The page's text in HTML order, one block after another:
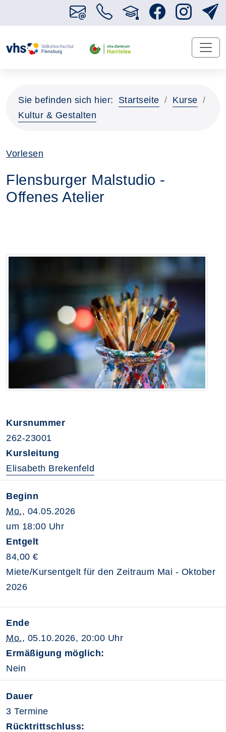
Sie befinden sich hier: Startseite
Kurse
Kultur & Gestalten
Vorlesen
Flensburger Malstudio -
Offenes Atelier
Kursnummer
262-23001
Kursleitung
Elisabeth Brekenfeld
Beginn
Mo., 04.05.2026
um 18:00 Uhr
Entgelt
84,00 €
Miete/Kursentgelt für den Zeitraum Mai - Oktober
2026
Ende
Mo., 05.10.2026, 20:00 Uhr
Ermäßigung möglich:
Nein
Dauer
3 Termine
Rücktrittschluss: